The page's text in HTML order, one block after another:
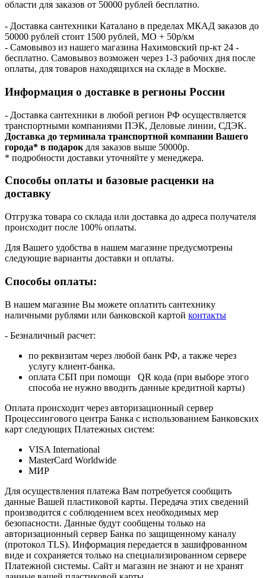
области для заказов от 50000 рублей бесплатно.
- Доставка сантехники Каталано в пределах МКАД заказов до
50000 рублей стоит 1500 рублей, МО + 50р/км
- Самовывоз из нашего магазина Нахимовский пр-кт 24 -
бесплатно. Самовывоз возможен через 1-3 рабочих дня после
оплаты, для товаров находящихся на складе в Москве.
Информация о доставке в регионы России
- Доставка сантехники в любой регион РФ осуществляется
транспортными компаниями ПЭК, Деловые линии, СДЭК.
Доставка до терминала транспортной компании Вашего
города* в подарок для заказов выше 50000р.
* подробности доставки уточняйте у менеджера.
Способы оплаты и базовые расценки на
доставку
Отгрузка товара со склада или доставка до адреса получателя
происходит после 100% оплаты.
Для Вашего удобства в нашем магазине предусмотрены
следующие варианты доставки и оплаты.
Способы оплаты:
В нашем магазине Вы можете оплатить сантехнику
наличными рублями или банковской картой контакты
- Безналичный расчет:
по реквизитам через любой банк РФ, а также через
услугу клиент-банка.
оплата СБП при помощи QR кода (при выборе этого
способа не нужно вводить данные кредитной карты)
Оплата происходит через авторизационный сервер
Процессингового центра Банка с использованием Банковских
карт следующих Платежных систем:
VISA International
MasterCard Worldwide
МИР
Для осуществления платежа Вам потребуется сообщить
данные Вашей пластиковой карты. Передача этих сведений
производится с соблюдением всех необходимых мер
безопасности. Данные будут сообщены только на
авторизационный сервер Банка по защищенному каналу
(протокол TLS). Информация передается в зашифрованном
виде и сохраняется только на специализированном сервере
Платежной системы. Сайт и магазин не знают и не хранят